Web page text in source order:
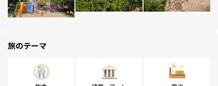
旅のテーマ